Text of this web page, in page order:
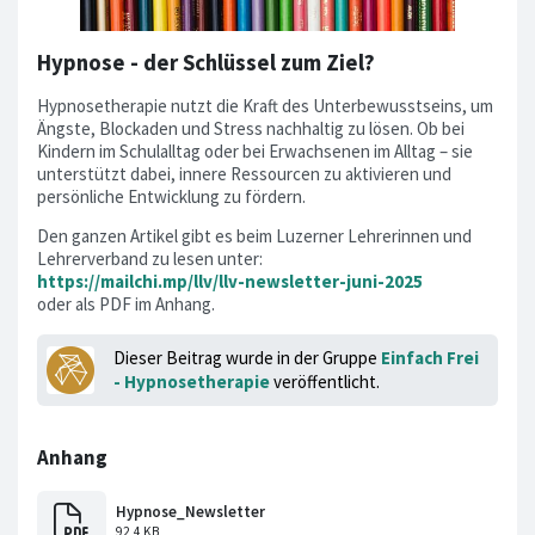
Hypnose - der Schlüssel zum Ziel?
Hypnosetherapie nutzt die Kraft des Unterbewusstseins, um
Ängste, Blockaden und Stress nachhaltig zu lösen. Ob bei
Kindern im Schulalltag oder bei Erwachsenen im Alltag – sie
unterstützt dabei, innere Ressourcen zu aktivieren und
persönliche Entwicklung zu fördern.
Den ganzen Artikel gibt es beim Luzerner Lehrerinnen und
Lehrerverband zu lesen unter:
https://mailchi.mp/llv/llv-newsletter-juni-2025
oder als PDF im Anhang.
Dieser Beitrag wurde in der Gruppe Einfach Frei
- Hypnosetherapieveröffentlicht.